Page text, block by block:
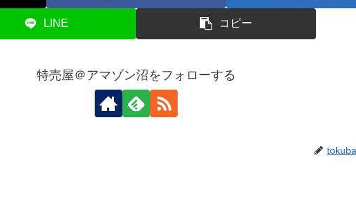
LINE コピー
特売屋＠アマゾン沼をフォローする